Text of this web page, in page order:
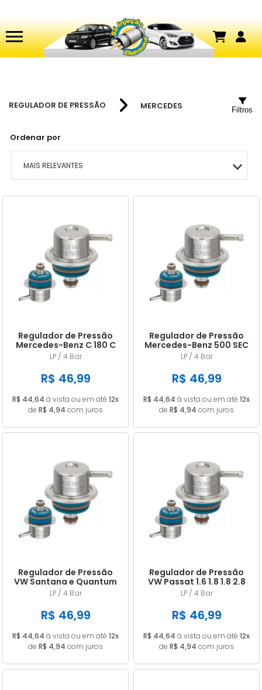
REGULADOR DE PRESSÃO MERCEDES
Ordenar por
MAIS RELEVANTES
MAIS VENDIDOS
MENOR PREÇO
MAIOR PREÇO
A - Z
Filtros
Regulador de Pressão
Mercedes-Benz C 180 C
200 KOMPRESSOR e C
200 T Após 03.1993 C
220 03.1993 a 09.1996
LP / 4 Bar
R$ 46,99
R$ 44,64 à vista ou em até 12x
de R$ 4,94 com juros
Regulador de Pressão
Mercedes-Benz 500 SEC
e 600 SEC 09.1992 a
05.1993 C 36
AMG 01.1994 a 05.1997
LP / 4 Bar
R$ 46,99
R$ 44,64 à vista ou em até 12x
de R$ 4,94 com juros
Regulador de Pressão
VW Santana e Quantum
2.0i GLS 06.1991 a
08.1993
LP / 4 Bar
R$ 46,99
R$ 44,64 à vista ou em até 12x
de R$ 4,94 com juros
Regulador de Pressão
VW Passat 1.6 1.8 1.8 2.8
V6 Syncro e 1.8
Turbo Após 1997
LP / 4 Bar
R$ 46,99
R$ 44,64 à vista ou em até 12x
de R$ 4,94 com juros